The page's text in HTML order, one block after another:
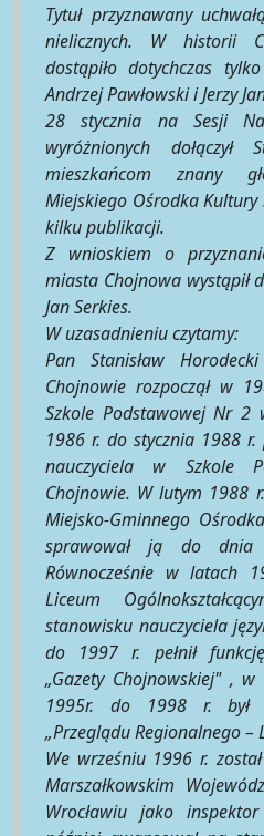
Tytuł przyznawany
nielicznych. W historii
dostąpiło dotychczas
Andrzej Pawłowski i Jerzy
28 stycznia na Sesji
wyróżnionych dołączył
mieszkańcom znany
Miejskiego Ośrodka
kilku publikacji.
Z wnioskiem o
miasta Chojnowa wystąpił
Jan Serkies.
W uzasadnieniu czytamy:
Pan Stanisław
Chojnowie rozpoczął w
Szkole Podstawowej Nr 2
1986 r. do stycznia 1988
nauczyciela w Szkole
Chojnowie. W lutym 1988
Miejsko-Gminnego
sprawował ją do
Równocześnie w latach
Liceum
stanowisku nauczyciela
do 1997 r. pełnił
„Gazety Chojnowskiej" ,
1995r. do 1998 r. był
„Przeglądu Regionalnego –
We wrześniu 1996 r.
Marszałkowskim
Wrocławiu jako